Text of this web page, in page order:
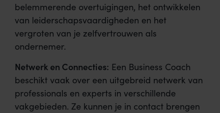
belemmerende overtuigingen, het ontwikkelen
van leiderschapsvaardigheden en het
vergroten van je zelfvertrouwen als
ondernemer.
Netwerk en Connecties: Een Business Coach
beschikt vaak over een uitgebreid netwerk van
professionals en experts in verschillende
vakgebieden. Ze kunnen je in contact brengen